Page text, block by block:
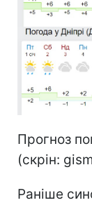
Прогноз
(скрін:
Раніше